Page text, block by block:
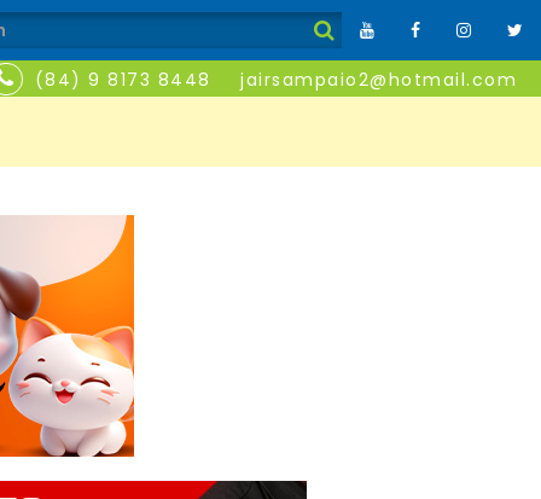
(84) 9 8173 8448 jairsampaio2@hotmail.com